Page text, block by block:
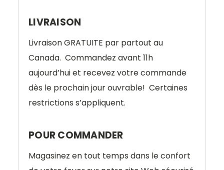
LIVRAISON
LivraisonGRATUITE par partout au
Canada. Commandez avant 11h
aujourd’hui et recevez votre commande
dès le prochain jour ouvrable! Certaines
restrictions s’appliquent.
POUR COMMANDER
Magasinez en tout temps dans le confort